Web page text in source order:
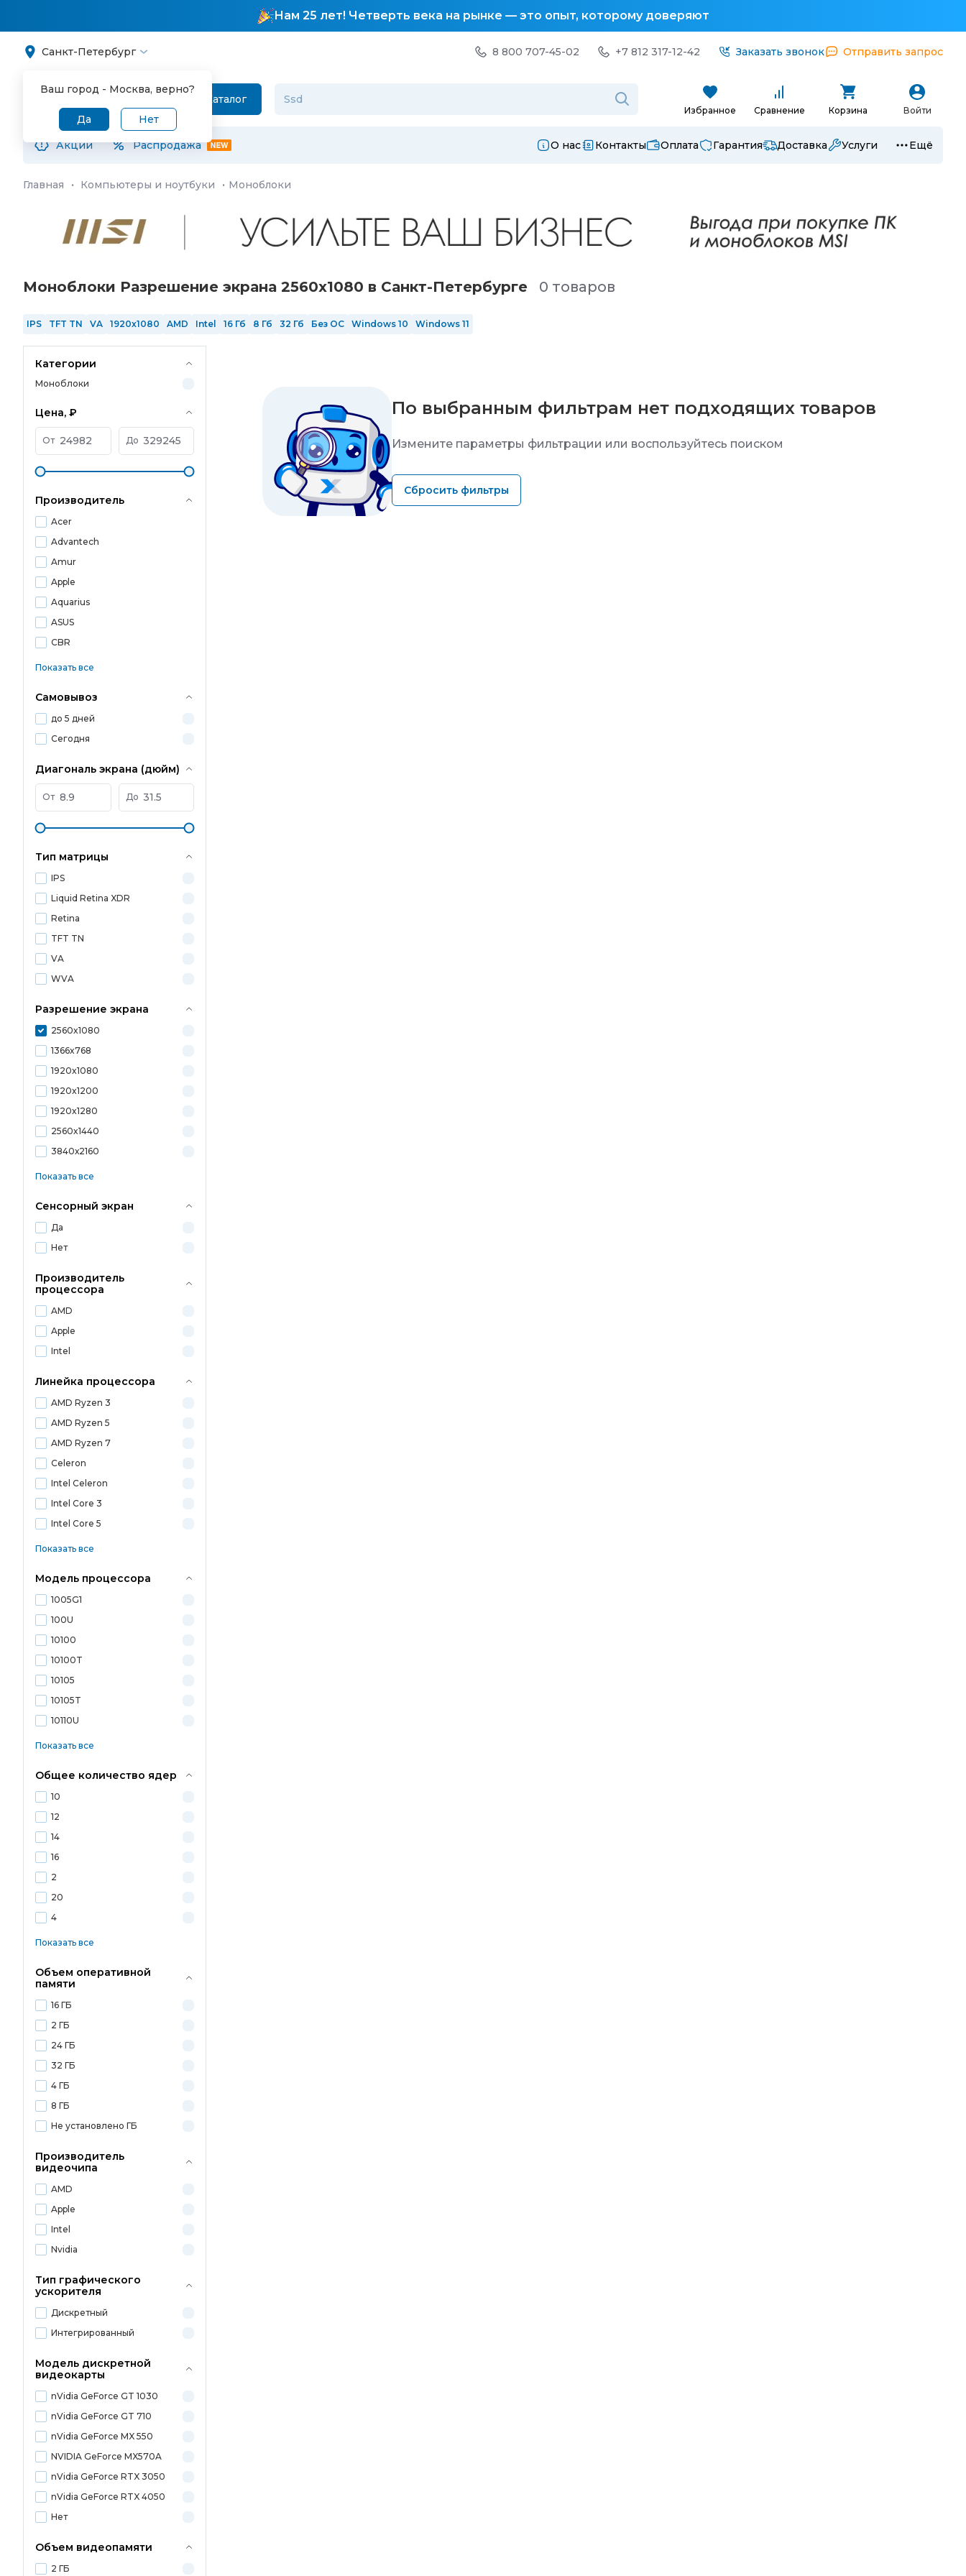
Нам 25 лет! Четверть века на рынке — это опыт, которому доверяют
Санкт-Петербург
Ваш город - Москва, верно?
Да Нет
8 800 707-45-02 +7 812 317-12-42 Заказать звонок Отправить запрос
Каталог
Избранное Сравнение Корзина Войти
Акции Распродажа О нас Контакты Оплата Гарантия Доставка Услуги Ещё
Главная · Компьютеры и ноутбуки · Моноблоки
Моноблоки Разрешение экрана 2560x1080 в Санкт-Петербургe 0 товаров
IPS TFT TN VA 1920x1080 AMD Intel 16 Гб 8 Гб 32 Гб Без ОС Windows 10 Windows 11
Категории
Моноблоки
Цена, ₽
От До
Производитель
Acer
Advantech
Amur
Apple
Aquarius
ASUS
CBR
Показать все
Самовывоз
до 5 дней
Сегодня
Диагональ экрана (дюйм)
От До
Тип матрицы
IPS
Liquid Retina XDR
Retina
TFT TN
VA
WVA
Разрешение экрана
2560x1080
1366x768
1920x1080
1920x1200
1920x1280
2560x1440
3840х2160
Показать все
Сенсорный экран
Да
Нет
Производитель
процессора
AMD
Apple
Intel
Линейка процессора
AMD Ryzen 3
AMD Ryzen 5
AMD Ryzen 7
Celeron
Intel Celeron
Intel Core 3
Intel Core 5
Показать все
Модель процессора
1005G1
100U
10100
10100T
10105
10105T
10110U
Показать все
Общее количество ядер
10
12
14
16
2
20
4
Показать все
Объем оперативной
памяти
16 ГБ
2 ГБ
24 ГБ
32 ГБ
4 ГБ
8 ГБ
Не установлено ГБ
Производитель
видеочипа
AMD
Apple
Intel
Nvidia
Тип графического
ускорителя
Дискретный
Интегрированный
Модель дискретной
видеокарты
nVidia GeForce GT 1030
nVidia GeForce GT 710
nVidia GeForce MX 550
NVIDIA GeForce MX570A
nVidia GeForce RTX 3050
nVidia GeForce RTX 4050
Нет
Объем видеопамяти
2 ГБ
По выбранным фильтрам нет подходящих товаров
Измените параметры фильтрации или воспользуйтесь поиском
Сбросить фильтры